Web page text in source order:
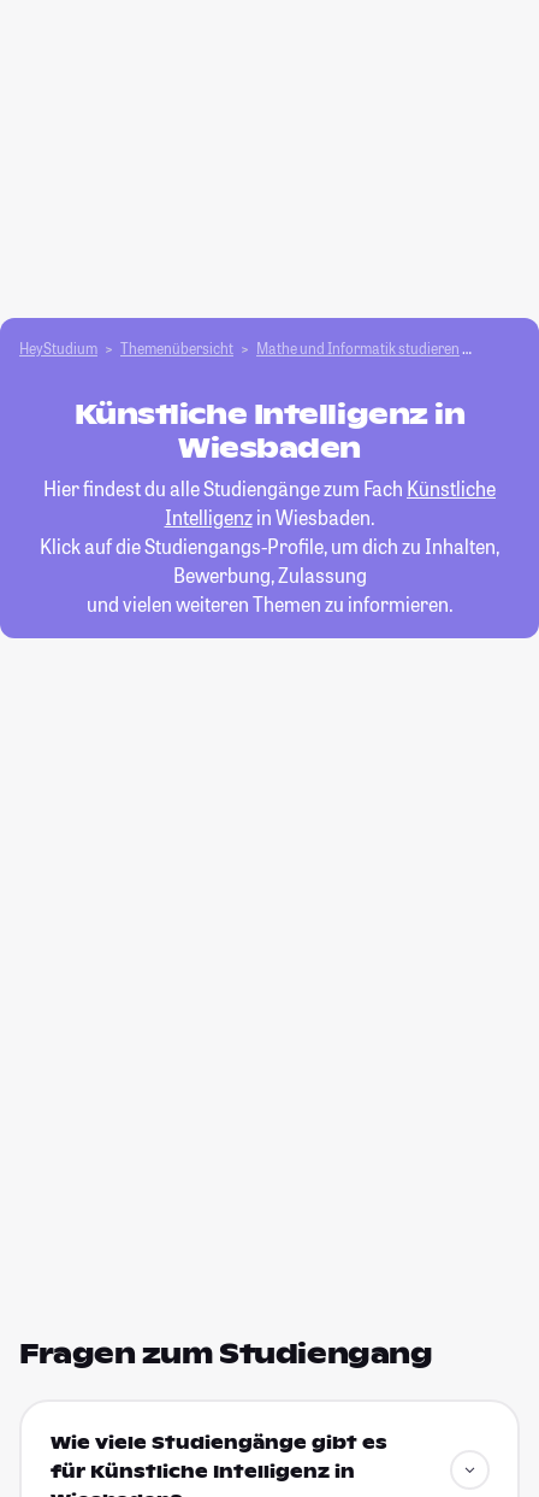
HeyStudium Themenübersicht Mathe und Informatik studieren
Künstliche Intelligenz in
Wiesbaden
Hier findest du alle Studiengänge zum Fach Künstliche
Intelligenzin Wiesbaden.
Klick auf die Studiengangs-Profile, um dich zu Inhalten,
Bewerbung, Zulassung
und vielen weiteren Themen zu informieren.
Fragen zum Studiengang
Wie viele Studiengänge gibt es
für Künstliche Intelligenz in